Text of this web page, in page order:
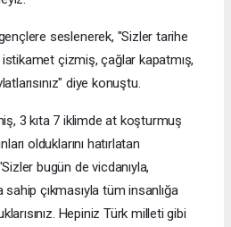
seslenerek, "Sizler tarihe
çizmiş, çağlar kapatmış,
diye konuştu.
3 kıta 7 iklimde at koşturmuş
olduklarını hatırlatan
bugün de vicdanıyla,
çıkmasıyla tüm insanlığa
Hepiniz Türk milleti gibi